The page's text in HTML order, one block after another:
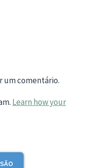
um comentário.
Learn how your